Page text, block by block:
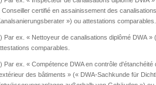
Conseiller certifié en assainissement des
») ou attestations comparables.
Par ex. « Nettoyeur de canalisations diplômé DWA »
comparables.
Par ex. « Compétence DWA en contrôle d'étanchéité
des bâtiments » (« DWA-Sachkunde für